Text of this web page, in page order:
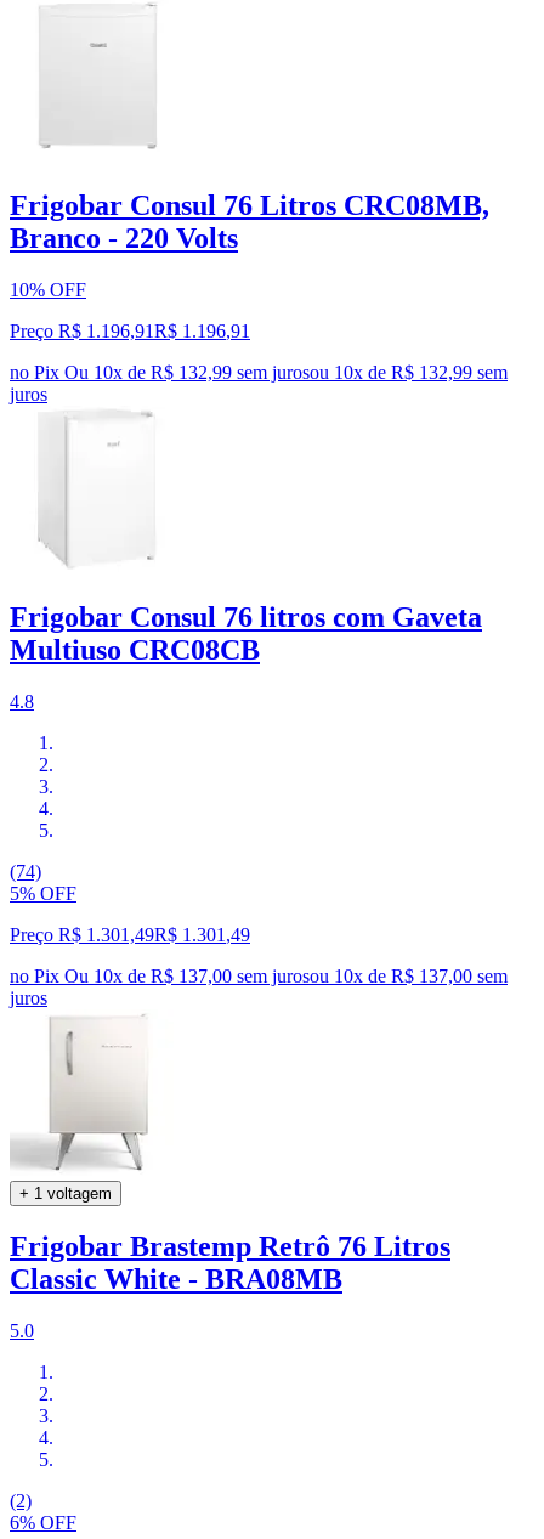
Frigobar Consul 76 Litros CRC08MB,
Branco - 220 Volts
10% OFF
Preço R$ 1.196,91R$ 1.196,91
no Pix Ou 10x de R$ 132,99 sem jurosou 10x de R$ 132,99 sem
juros
Frigobar Consul 76 litros com Gaveta
Multiuso CRC08CB
4.8
(74)
5% OFF
Preço R$ 1.301,49R$ 1.301 ,49
no Pix Ou 10x de R$ 137,00 sem jurosou 10x de R$ 137,00 sem
juros
+ 1 voltagem
Frigobar Brastemp Retrô 76 Litros
Classic White - BRA08MB
5.0
(2)
6% OFF